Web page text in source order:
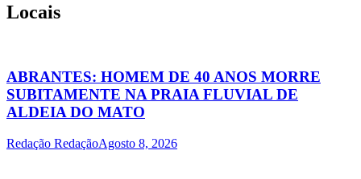
Locais
ABRANTES: HOMEM DE 40 ANOS MORRE
SUBITAMENTE NA PRAIA FLUVIAL DE
ALDEIA DO MATO
Redação RedaçãoAgosto 8, 2026